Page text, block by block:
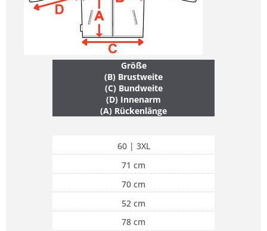
Größe
(B) Brustweite
(C) Bundweite
(D) Innenarm
(A) Rückenlänge
60 | 3XL
71 cm
70 cm
52 cm
78 cm